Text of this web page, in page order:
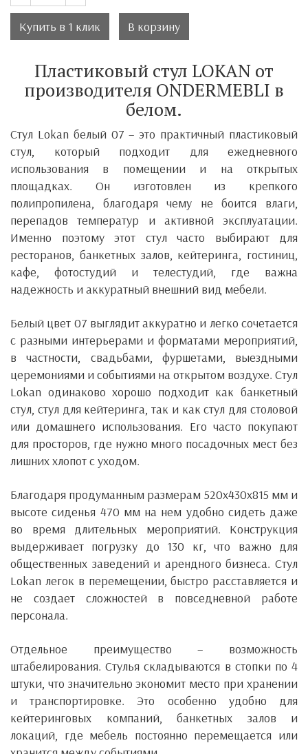
Купить в 1 клик В корзину
Пластиковый стул LOKAN от
производителя ONDERMEBLI в
белом.
Стул Lokan белый 07 – это практичный пластиковый
стул, который подходит для ежедневного
использования в помещении и на открытых
площадках. Он изготовлен из крепкого
полипропилена, благодаря чему не боится влаги,
перепадов температур и активной эксплуатации.
Именно поэтому этот стул часто выбирают для
ресторанов, банкетных залов, кейтеринга, гостиниц,
кафе, фотостудий и телестудий, где важна
надежность и аккуратный внешний вид мебели.
Белый цвет 07 выглядит аккуратно и легко сочетается
с разными интерьерами и форматами мероприятий,
в частности, свадьбами, фуршетами, выездными
церемониями и событиями на открытом воздухе. Стул
Lokan одинаково хорошо подходит как банкетный
стул, стул для кейтеринга, так и как стул для столовой
или домашнего использования. Его часто покупают
для просторов, где нужно много посадочных мест без
лишних хлопот с уходом.
Благодаря продуманным размерам 520х430х815 мм и
высоте сиденья 470 мм на нем удобно сидеть даже
во время длительных мероприятий. Конструкция
выдерживает погрузку до 130 кг, что важно для
общественных заведений и арендного бизнеса. Стул
Lokan легок в перемещении, быстро расставляется и
не создает сложностей в повседневной работе
персонала.
Отдельное преимущество – возможность
штабелирования. Стулья складываются в стопки по 4
штуки, что значительно экономит место при хранении
и транспортировке. Это особенно удобно для
кейтеринговых компаний, банкетных залов и
локаций, где мебель постоянно перемещается или